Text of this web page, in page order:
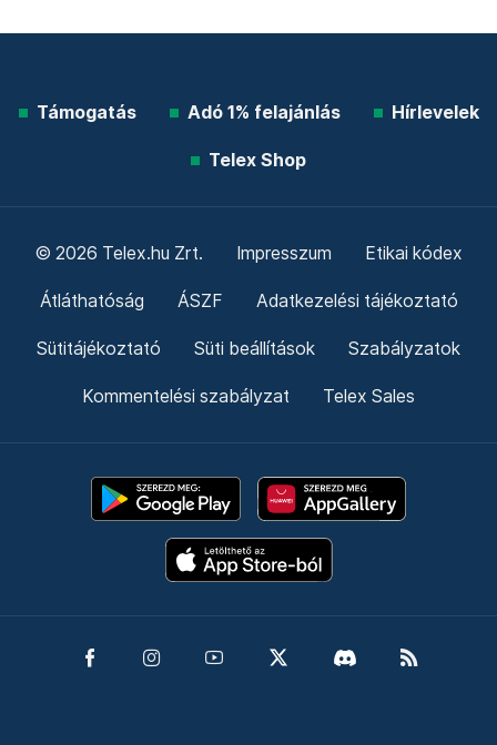
Támogatás Adó 1% felajánlás Hírlevelek
Telex Shop
© 2026 Telex.hu Zrt. Impresszum Etikai kódex
Átláthatóság ÁSZF Adatkezelési tájékoztató
Sütitájékoztató Süti beállítások Szabályzatok
Kommentelési szabályzat Telex Sales